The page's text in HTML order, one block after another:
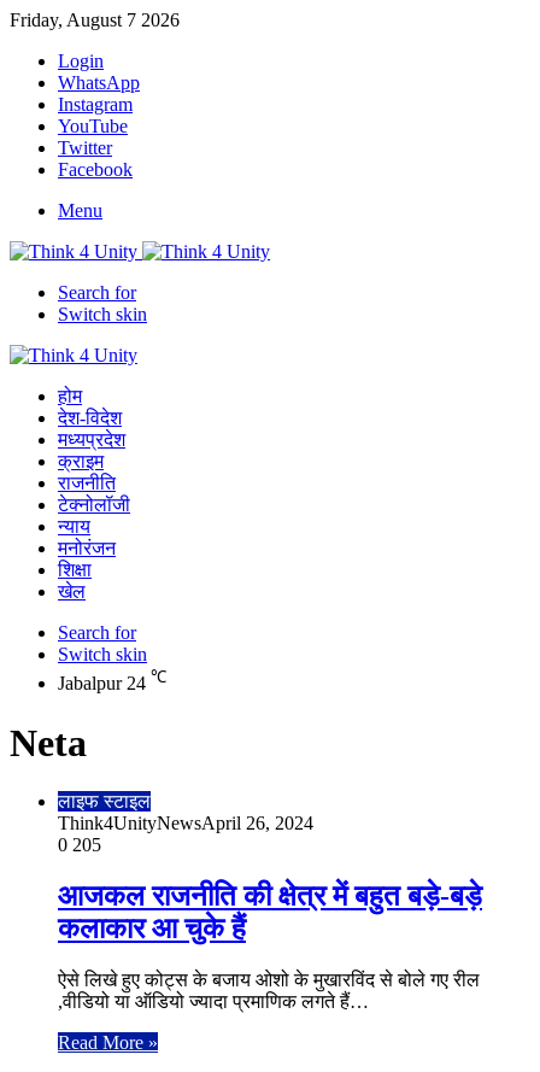
Friday, August 7 2026
Login
WhatsApp
Instagram
YouTube
Twitter
Facebook
Menu
Search for
Switch skin
होम
देश-विदेश
मध्यप्रदेश
क्राइम
राजनीति
टेक्नोलॉजी
न्याय
मनोरंजन
शिक्षा
खेल
Search for
Switch skin
Jabalpur 24 ℃
Neta
लाइफ स्टाइल
Think4UnityNewsApril 26, 2024
0 205
आजकल राजनीति की क्षेत्र में बहुत बड़े-बड़े
कलाकार आ चुके हैं
ऐसे लिखे हुए कोट्स के बजाय ओशो के मुखारविंद से बोले गए रील
,वीडियो या ऑडियो ज्यादा प्रमाणिक लगते हैं…
Read More »